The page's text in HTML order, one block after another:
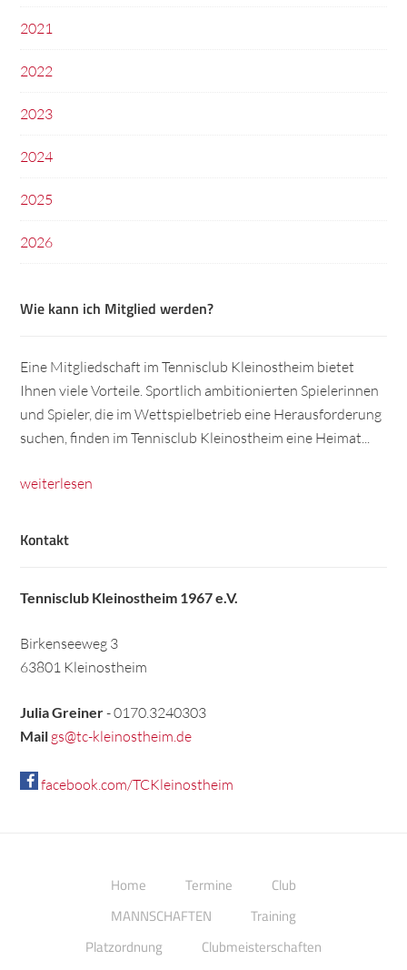
2021
2022
2023
2024
2025
2026
Wie kann ich Mitglied werden?
Eine Mitgliedschaft im Tennisclub Kleinostheim bietet
Ihnen viele Vorteile. Sportlich ambitionierten Spielerinnen
und Spieler, die im Wettspielbetrieb eine Herausforderung
suchen, finden im Tennisclub Kleinostheim eine Heimat...
weiterlesen
Kontakt
Tennisclub Kleinostheim 1967 e.V.
Birkenseeweg 3
63801 Kleinostheim
Julia Greiner- 0170.3240303
Mail gs@tc-kleinostheim.de
facebook.com/TCKleinostheim
Home Termine
Club
MANNSCHAFTEN
Training
Platzordnung
Clubmeisterschaften